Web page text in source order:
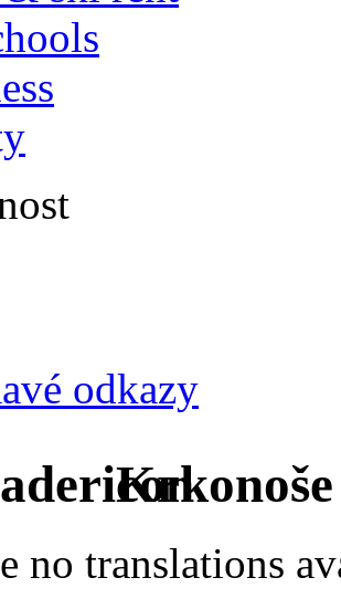
odkazy
Krkonoše
no translations